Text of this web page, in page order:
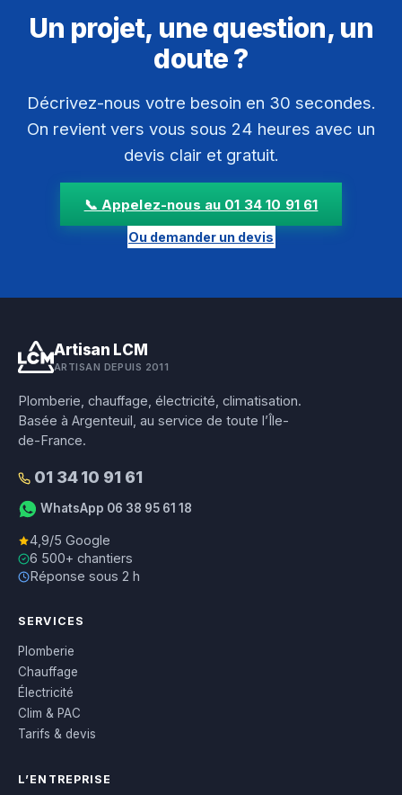
Un projet, une question, un
doute ?
Décrivez-nous votre besoin en 30 secondes.
On revient vers vous sous 24 heures avec un
devis clair et gratuit.
📞 Appelez-nous au 01 34 10 91 61
Ou demander un devis
Artisan LCM
ARTISAN DEPUIS 2011
Plomberie, chauffage, électricité, climatisation.
Basée à Argenteuil, au service de toute l’Île-
de-France.
01 34 10 91 61
WhatsApp 06 38 95 61 18
4,9/5 Google
6 500+ chantiers
Réponse sous 2 h
SERVICES
Plomberie
Chauffage
Électricité
Clim & PAC
Tarifs & devis
L’ENTREPRISE